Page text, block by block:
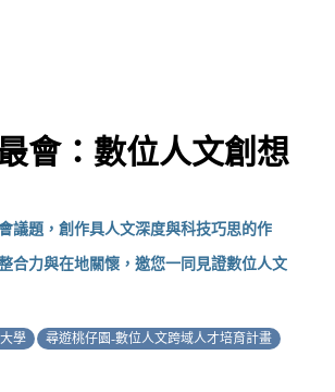
會：數位人文創想
議題，創作具人文深度與科技巧思的作
合力與在地關懷，邀您一同見證數位人文
學
尋遊桃仔園-數位人文跨域人才培育計畫